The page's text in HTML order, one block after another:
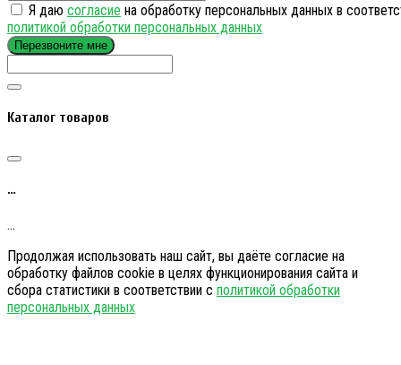
Я даю согласие на обработку персональных данных в
политикой обработки персональных данных
Перезвоните мне
Каталог товаров
…
…
Продолжая использовать наш сайт, вы даёте согласие на
обработку файлов cookie в целях функционирования сайта и
сбора статистики в соответствии с политикой обработки
персональных данных